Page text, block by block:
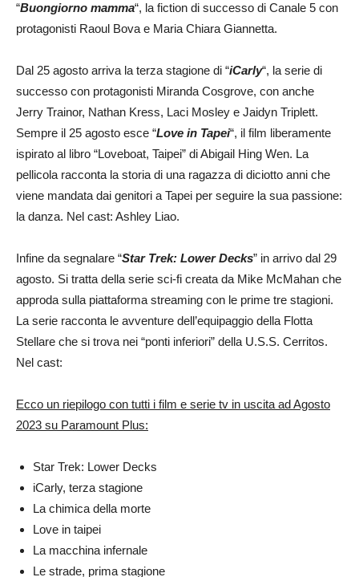
“Buongiorno mamma“, la fiction di successo di Canale 5 con
protagonisti Raoul Bova e Maria Chiara Giannetta.
Dal 25 agosto arriva la terza stagione di “iCarly“, la serie di
successo con protagonisti Miranda Cosgrove, con anche
Jerry Trainor, Nathan Kress, Laci Mosley e Jaidyn Triplett.
Sempre il 25 agosto esce “Love in Tapei“, il film liberamente
ispirato al libro “Loveboat, Taipei” di Abigail Hing Wen. La
pellicola racconta la storia di una ragazza di diciotto anni che
viene mandata dai genitori a Tapei per seguire la sua passione:
la danza. Nel cast: Ashley Liao.
Infine da segnalare “Star Trek: Lower Decks” in arrivo dal 29
agosto. Si tratta della serie sci-fi creata da Mike McMahan che
approda sulla piattaforma streaming con le prime tre stagioni.
La serie racconta le avventure dell’equipaggio della Flotta
Stellare che si trova nei “ponti inferiori” della U.S.S. Cerritos.
Nel cast:
Ecco un riepilogo con tutti i film e serie tv in uscita ad Agosto
2023 su Paramount Plus:
Star Trek: Lower Decks
iCarly, terza stagione
La chimica della morte
Love in taipei
La macchina infernale
Le strade, prima stagione